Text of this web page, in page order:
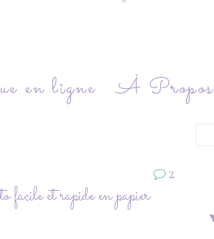
en ligne
À Propos
2
et rapide en papier